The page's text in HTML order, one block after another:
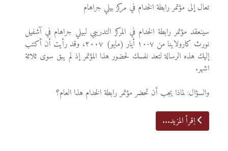
تعال إلى مؤتمر رابطة الخدام في مركز بيلي جراهام
سينعقد مؤتمر رابطة الخدام في المركز التدريبي لبيلي جراهام في آشفيل
نورث كارولاينا من ٧-١٠ أيار (مايو) ٢٠٠٧، وقد رأيت أن أكتب
إليك هذه الرسالة لتعد نفسك لحضور هذا المؤتمر إذ لم يبق سوى ثلاثة
اشهر.
والسؤال: لماذا يجب أن تحضر مؤتمر رابطة الخدام هذا العام؟
اِقرأ المزيد...